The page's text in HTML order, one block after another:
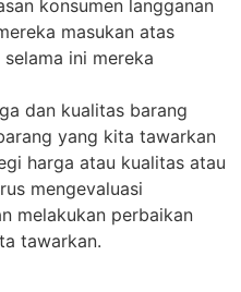
konsumen langganan
masukan atas
ini mereka
dan kualitas barang
yang kita tawarkan
harga atau kualitas atau
mengevaluasi
melakukan perbaikan
tawarkan.